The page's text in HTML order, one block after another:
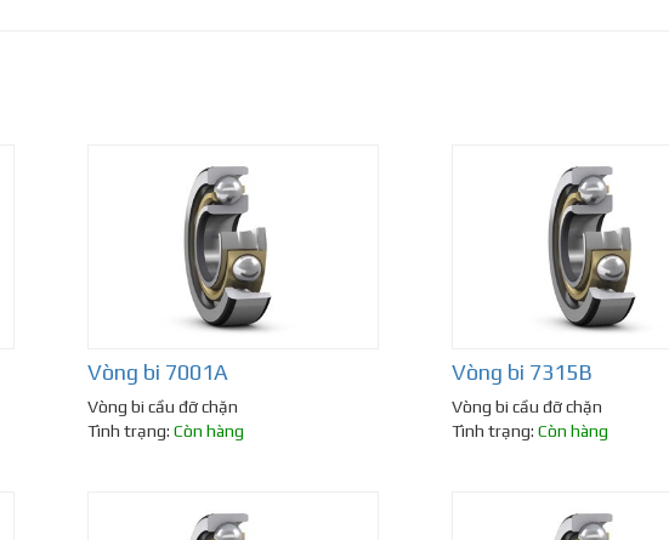
Vòng bi 7001A
Vòng bi cầu đỡ chặn
Tình trạng: Còn hàng
Vòng bi 7315B
Vòng bi cầu đỡ chặn
Tình trạng: Còn hàng